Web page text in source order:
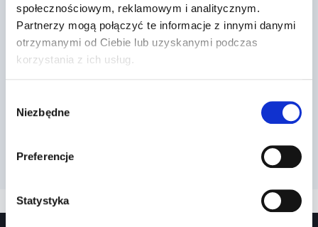
społecznościowym, reklamowym i analitycznym.
Partnerzy mogą połączyć te informacje z innymi danymi
otrzymanymi od Ciebie lub uzyskanymi podczas
korzystania z ich usług.
zgody
Niezbędne
Preferencje
Statystyka